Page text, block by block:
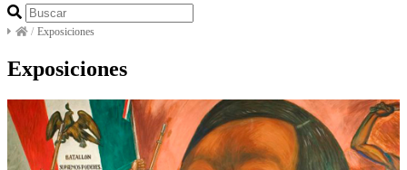
/ Exposiciones
Exposiciones